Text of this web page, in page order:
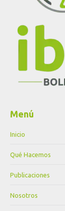
Menú
Inicio
Qué Hacemos
Publicaciones
Nosotros